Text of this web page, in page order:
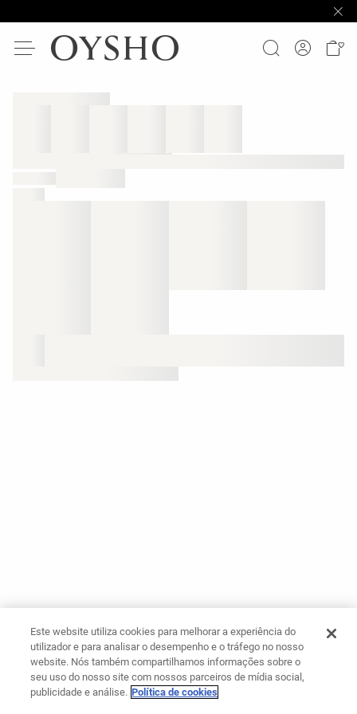
Este website utiliza cookies para melhorar a experiência do
utilizador e para analisar o desempenho e o tráfego no nosso
website. Nós também compartilhamos informações sobre o
seu uso do nosso site com nossos parceiros de mídia social,
publicidade e análise. Política de cookies